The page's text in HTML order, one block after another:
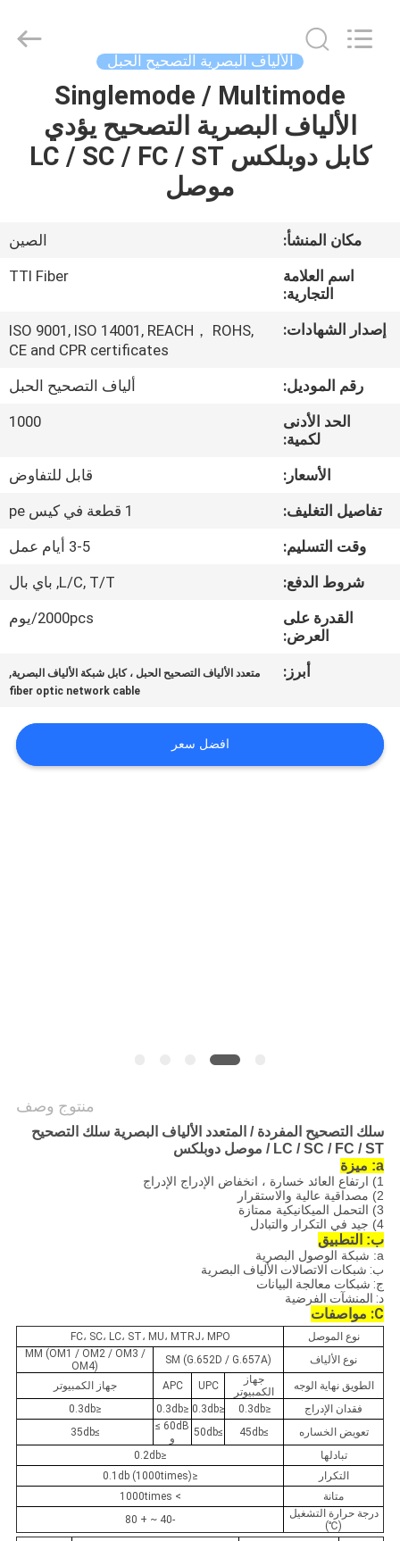
الصفحة
الرئيسية
معلومات
جولة
المعمل
الجودة
اطلب
اقتباس
الموقع
الألياف البصرية التصحيح الحبل
Singlemode / Multimode
الألياف البصرية التصحيح يؤدي
كابل دوبلكس LC / SC / FC / ST
موصل
مكان المنشأ:
الصين
اسم العلامة
التجارية:
TTI Fiber
إصدار الشهادات:
ISO 9001, ISO 14001, REACH， ROHS,
CE and CPR certificates
رقم الموديل:
ألياف التصحيح الحبل
الحد الأدنى
لكمية:
1000
الأسعار:
قابل للتفاوض
تفاصيل التغليف:
1 قطعة في كيس pe
وقت التسليم:
3-5 أيام عمل
شروط الدفع:
L/C, T/T, باي بال
القدرة على
العرض:
2000pcs/يوم
أبرز: متعدد الألياف التصحيح الحبل ، كابل شبكة الألياف البصرية,
fiber optic network cable
افضل سعر
منتوج وصف
سلك التصحيح المفردة / المتعدد الألياف البصرية سلك التصحيح
LC / SC / FC / ST / موصل دوبلكس
a: ميزة
1) ارتفاع العائد خسارة ، انخفاض الإدراج الإدراج
2) مصداقية عالية والاستقرار
3) التحمل الميكانيكية ممتازة
4) جيد في التكرار والتبادل
ب: التطبيق
a: شبكة الوصول البصرية
ب: شبكات الاتصالات الألياف البصرية
ج: شبكات معالجة البيانات
د: المنشآت الفرضية
C: مواصفات
نوع الموصل
FC، SC، LC، ST، MU، MTRJ، MPO
نوع الألياف
SM (G.652D / G.657A)
MM (OM1 / OM2 / OM3 /
OM4)
الطويق نهاية الوجه
جهاز
الكمبيوتر
UPC
APC
جهاز الكمبيوتر
فقدان الإدراج
≤0.3db
≤0.3db
≤0.3db
≤0.3db
تعويض الخساره
≥45db
≥50db
60dB ≥
و
≥35db
تبادلها
≤0.2db
التكرار
≤0.1db (1000times)
متانة
> 1000times
درجة حرارة التشغيل
(℃)
-40 ~ + 80